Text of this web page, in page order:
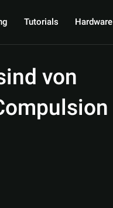
Tutorials Hardware
von